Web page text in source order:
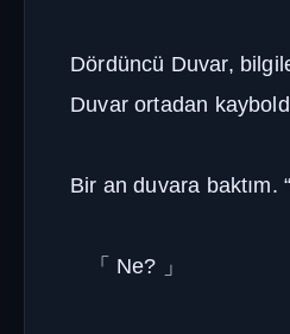
Dördüncü Duvar,
Duvar ortadan
Bir an duvara baktım.
「 Ne? 」